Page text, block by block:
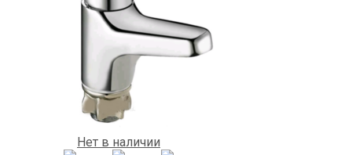
Нет в наличии